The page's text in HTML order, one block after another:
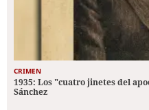
CRIMEN
1935: Los "cuatro jinetes del
Sánchez